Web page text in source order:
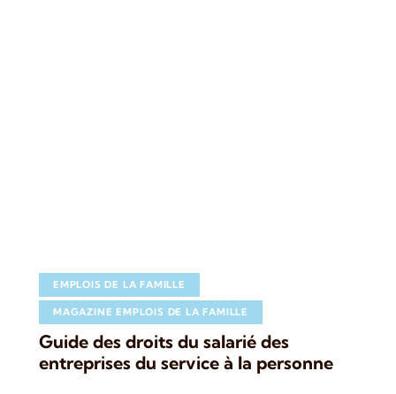
EMPLOIS DE LA FAMILLE
MAGAZINE EMPLOIS DE LA FAMILLE
Guide des droits du salarié des
entreprises du service à la personne